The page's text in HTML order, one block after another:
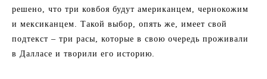
решено, что три ковбоя будут американцем, чернокожим
и мексиканцем. Такой выбор, опять же, имеет свой
подтекст – три расы, которые в свою очередь проживали
в Далласе и творили его историю.